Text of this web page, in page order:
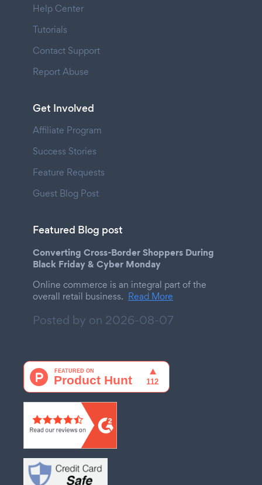
Help Center
Tutorials
Contact Support
Report Abuse
Get Involved
Affiliate Program
Success Stories
Feature Requests
Guest Blog Post
Featured Blog post
Converting Cross-Border Shoppers During
Black Friday & Cyber Monday
Online commerce is an integral part of the
overall retail business. Read More
Posted by on 2026-08-07